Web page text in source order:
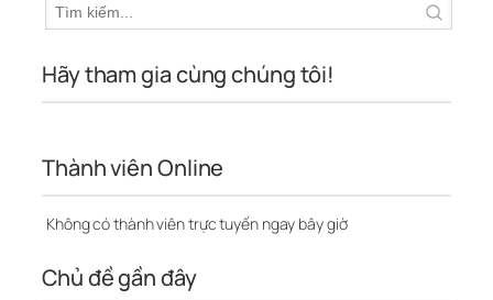
Hãy tham gia cùng chúng tôi!
Thành viên Online
Không có thành viên trực tuyến ngay bây giờ
Chủ đề gần đây